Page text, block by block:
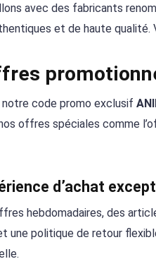
avec des fabricants
et de haute qualité.
code promo exclusif
offres spéciales comme
d’achat
hebdomadaires, des
une politique de retour